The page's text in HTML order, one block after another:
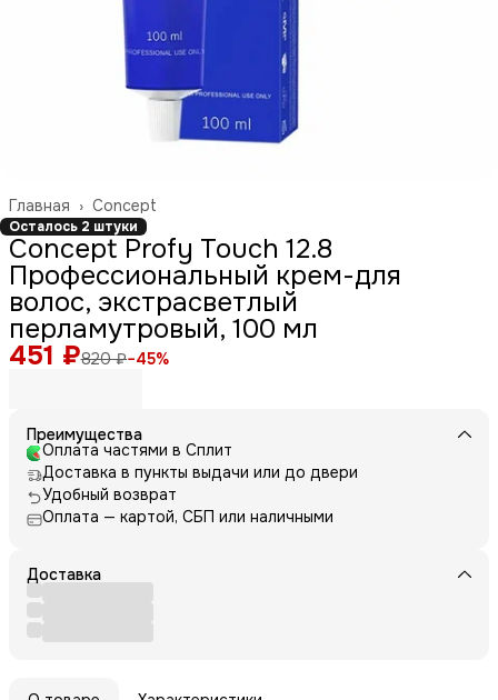
Concept
Главная ›
Осталось 2 штуки
Concept Profy Touch 12.8
Профессиональный крем-для
волос, экстрасветлый
перламутровый, 100 мл
451 ₽820 ₽−45%
Преимущества
Оплата частями в Сплит
Доставка в пункты выдачи или до двери
Удобный возврат
Оплата — картой, СБП или наличными
Доставка